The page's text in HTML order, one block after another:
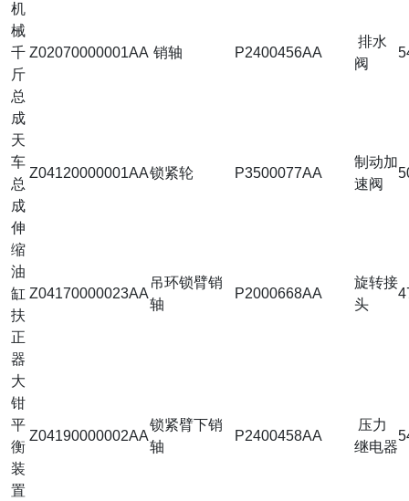
机
械
千
斤
总
成
Z02070000001AA 销轴 P2400456AA
排水
阀
天
车
总
成
Z04120000001AA锁紧轮 P3500077AA
制动加
速阀
伸
缩
油
缸
扶
正
器
Z04170000023AA
吊环锁臂销
轴
P2000668AA
旋转接
头
大
钳
平
衡
装
置
Z04190000002AA
锁紧臂下销
轴
P2400458AA
压力
继电器